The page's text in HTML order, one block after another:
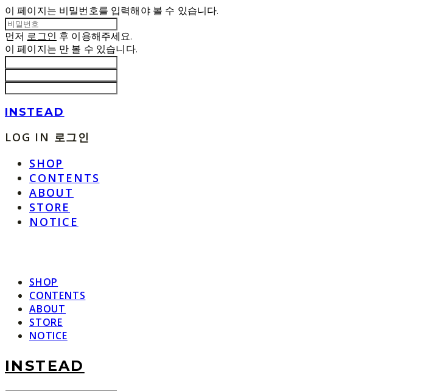
이 페이지는 비밀번호를 입력해야 볼 수 있습니다.
먼저 로그인 후 이용해주세요.
이 페이지는 만 볼 수 있습니다.
INSTEAD
LOG IN 로그인
SHOP
CONTENTS
ABOUT
STORE
NOTICE
SHOP
CONTENTS
ABOUT
STORE
NOTICE
INSTEAD